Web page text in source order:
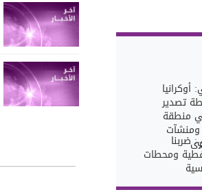
تصدير
منطقة
ضربنا
ومحطات